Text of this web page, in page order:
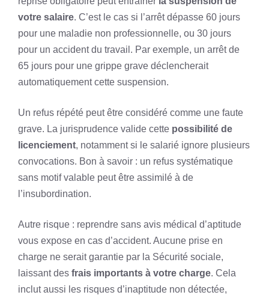
votre salaire. C’est le cas si l’arrêt dépasse 60 jours
pour une maladie non professionnelle, ou 30 jours
pour un accident du travail. Par exemple, un arrêt de
65 jours pour une grippe grave déclencherait
automatiquement cette suspension.
Un refus répété peut être considéré comme une faute
grave. La jurisprudence valide cette possibilité de
licenciement, notamment si le salarié ignore plusieurs
convocations. Bon à savoir : un refus systématique
sans motif valable peut être assimilé à de
l’insubordination.
Autre risque : reprendre sans avis médical d’aptitude
vous expose en cas d’accident. Aucune prise en
charge ne serait garantie par la Sécurité sociale,
laissant des frais importants à votre charge. Cela
inclut aussi les risques d’inaptitude non détectée,